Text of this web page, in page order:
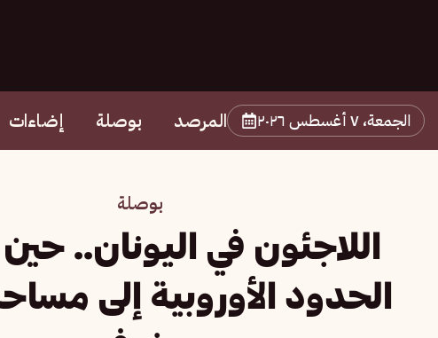
الجمعة، ٧ أغسطس ٢٠٢٦ المرصد بوصلة إضاءات
بوصلة
اللاجئون في اليونان..
الحدود الأوروبية إلى